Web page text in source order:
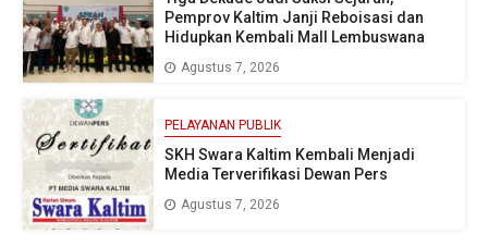
Pemprov Kaltim Janji Reboisasi dan
Hidupkan Kembali Mall Lembuswana
Agustus 7, 2026
PELAYANAN PUBLIK
SKH Swara Kaltim Kembali Menjadi
Media Terverifikasi Dewan Pers
Agustus 7, 2026